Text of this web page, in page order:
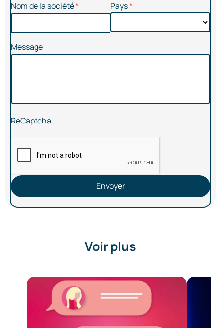
Nom de la société Pays
Message
ReCaptcha
Envoyer
Voir plus